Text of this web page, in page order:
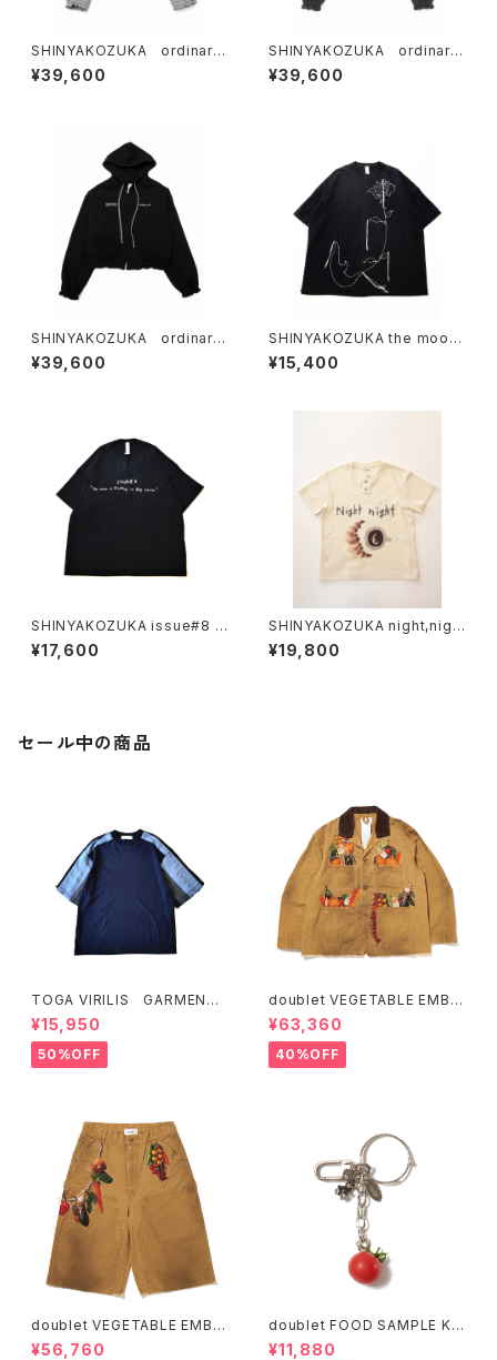
SHINYAKOZUKA ordinary
home old style zip hoodie
(ISSUE#9)
¥39,600
SHINYAKOZUKA ordinary
home old style zip hoodie
(ISSUE#9)
¥39,600
SHINYAKOZUKA ordinary
home old style zip hoodie
(ISSUE#9)
¥39,600
SHINYAKOZUKA the moon
ed flower is stitched on y
our body （ISSUE#8 ）
¥15,400
SHINYAKOZUKA issue#8 （I
SSUE#8）
¥17,600
SHINYAKOZUKA night,nigh
t （ISSUE#8)
¥19,800
セール中の商品
TOGA VIRILIS GARMENT
DYE T-SHIRT (Green、Nav
y)
¥15,950
50%OFF
doublet VEGETABLE EMBR
OIDERY WORK JACKET
¥63,360
40%OFF
doublet VEGETABLE EMBR
OIDERY CUT-OFF PANTS
¥56,760
doublet FOOD SAMPLE KE
Y CHAIN TOMATO (Silver)
¥11,880